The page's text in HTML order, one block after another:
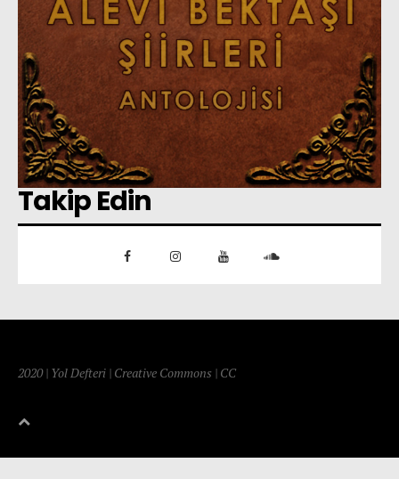
Takip Edin
2020 | Yol Defteri | Creative Commons | CC